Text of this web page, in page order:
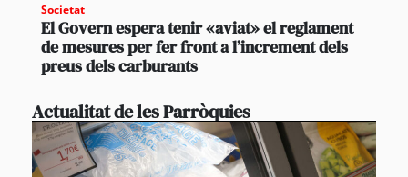
Societat
El Govern espera tenir «aviat» el reglament
de mesures per fer front a l’increment dels
preus dels carburants
Actualitat de les Parròquies